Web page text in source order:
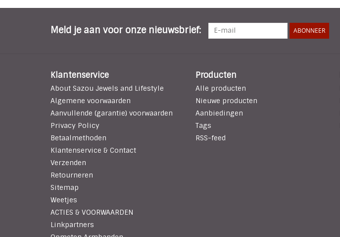
Meld je aan voor onze nieuwsbrief: ABONNEER
Klantenservice
About Sazou Jewels and Lifestyle
Algemene voorwaarden
Aanvullende (garantie) voorwaarden
Privacy Policy
Betaalmethoden
Klantenservice & Contact
Verzenden
Retourneren
Sitemap
Weetjes
ACTIES & VOORWAARDEN
Linkpartners
Producten
Alle producten
Nieuwe producten
Aanbiedingen
Tags
RSS-feed